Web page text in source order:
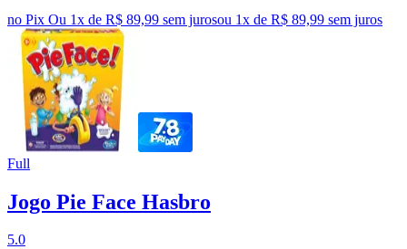
no Pix Ou 1x de R$ 89,99 sem jurosou 1x de R$ 89,99 sem juros
Full
Jogo Pie Face Hasbro
5.0